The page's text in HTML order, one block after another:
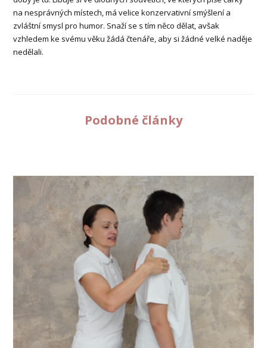
na nesprávných místech, má velice konzervativní smýšlení a
zvláštní smysl pro humor. Snaží se s tím něco dělat, avšak
vzhledem ke svému věku žádá čtenáře, aby si žádné velké naděje
nedělali.
Podobné články